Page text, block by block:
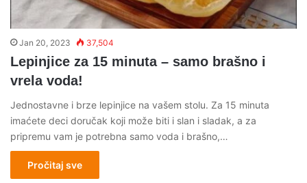
Jan 20, 2023 37,504
Lepinjice za 15 minuta – samo brašno i
vrela voda!
Jednostavne i brze lepinjice na vašem stolu. Za 15 minuta
imaćete deci doručak koji može biti i slan i sladak, a za
pripremu vam je potrebna samo voda i brašno,…
Pročitaj sve